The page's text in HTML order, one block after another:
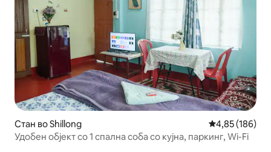
Стан во Shillong Просечна
4,85 (186)
Удобен објект со 1 спална соба со кујна, паркинг, Wi-Fi